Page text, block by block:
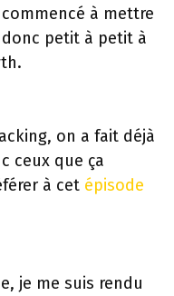
à mettre
petit à petit à
on a fait déjà
ceux que ça
à cet épisode
je me suis rendu